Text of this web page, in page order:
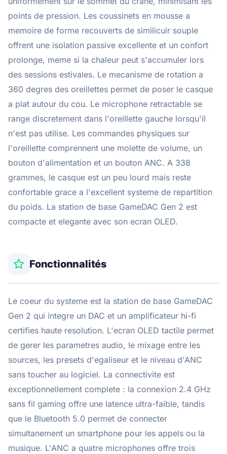
points de pression. Les coussinets en mousse a
memoire de forme recouverts de similicuir souple
offrent une isolation passive excellente et un confort
prolonge, meme si la chaleur peut s'accumuler lors
des sessions estivales. Le mecanisme de rotation a
360 degres des oreillettes permet de poser le casque
a plat autour du cou. Le microphone retractable se
range discretement dans l'oreillette gauche lorsqu'il
n'est pas utilise. Les commandes physiques sur
l'oreillette comprennent une molette de volume, un
bouton d'alimentation et un bouton ANC. A 338
grammes, le casque est un peu lourd mais reste
confortable grace a l'excellent systeme de repartition
du poids. La station de base GameDAC Gen 2 est
compacte et elegante avec son ecran OLED.
Fonctionnalités
Le coeur du systeme est la station de base GameDAC
Gen 2 qui integre un DAC et un amplificateur hi-fi
certifies haute resolution. L'ecran OLED tactile permet
de gerer les parametres audio, le mixage entre les
sources, les presets d'egaliseur et le niveau d'ANC
sans toucher au logiciel. La connectivite est
exceptionnellement complete : la connexion 2.4 GHz
sans fil gaming offre une latence ultra-faible, tandis
que le Bluetooth 5.0 permet de connecter
simultanement un smartphone pour les appels ou la
musique. L'ANC a quatre microphones offre trois